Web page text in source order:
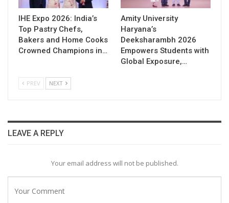
IHE Expo 2026: India’s
Top Pastry Chefs,
Bakers and Home Cooks
Crowned Champions in…
Amity University
Haryana’s
Deeksharambh 2026
Empowers Students with
Global Exposure,…
PREV NEXT
LEAVE A REPLY
Your email address will not be published.